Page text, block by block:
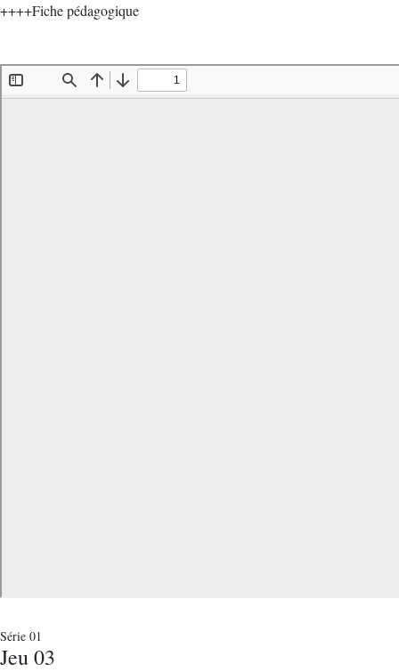
++++Fiche pédagogique
Série 01
Jeu 03